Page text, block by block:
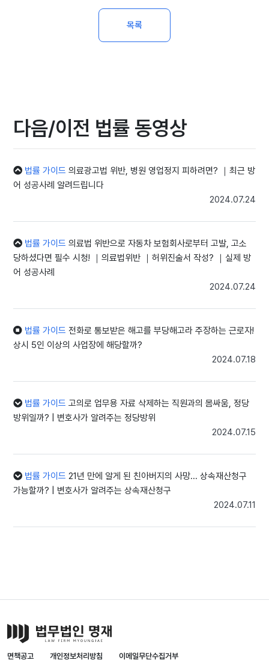
서울행정법원 재판부는 노동위원회의 결정을 뒤집고 근로자 갑 씨의
손을 들어주었습니다. B 사와 A 사가 비록 등기부등본상 별개의 독립
된 법인격을 취하고 있더라도, 실질적으로는 경영상의 일체를 이루고
함이다. 따라서 이 조항에서 말하는 '사업 또는 사업장'은 특별한 사정
이 없는 한 경영상의 일체를 이루는 기업체 그 자체를 의미한다고 보
아야 마땅하다.
즉, 법적으로 하나의 사업장인지를 감별하는 기준은 서류상의 법인 숫
자가 아니라, 하나의 활동 주체가 계속적이고 통일된 목적으로 모든
작업과 업무를 수행하는 장소인지에 달려 있다는 대원칙을 재확인한
토대로 을 씨를 두 회사의 총괄 경영자로 지목했습니다. 법원이 쪼개
진 회사를 하나의 사업장으로 묶어 판단할 때 심사하는 구체적인 요건
들은 다음과 같습니다.
● 근로 장소의 공간적 동일성 및 제공된 설비의 공동 사용 관계
● 조직 체계 및 양사 간의 인사 교류 정황
● 업무 수행 과정에서의 구체적인 지휘·감독 관계
A 사와 B 사는 단순히 한 사무실을 공유하는 수준을 넘어, 사내 보안
시스템, 인터넷 회선, 공용 창고 등을 통째로 공동 사용하고 있었습니
다. 결정적으로 B 사의 대표 을 씨는 A 사의 업무 단체 대화방에 직접
고 A 사 전 직원을 대상으로 전방위하게 이루어졌으므로, 을 씨가 사
실상 두 회사의 업무 전반을 총괄하는 실질적 경영자 지위에 있었다고
A 사가 설립 등기를 마칠 때부터 두 회사가 공간을 함께 썼던 점을 미
루어 볼 때, 여론조사 업무는 B 사가 맡고 홍보 자료 제작 등의 후속 업
무는 A 사가 분담하는 방식으로 운영하기 위해 명목상 법인을 분리한
것에 불과합니다.
이는 별개의 사업장이 아니라 하나의 활동 주체 내부의 '업무 분장'에
현장에서 땀 흘려 일하는 근로자분들 중에는 억울하게 해고를 당한 직
장'으로 등록되어 있다는 사실을 알고 절망하시는 분들이 많습니다. 외
관상으로는 분명히 조직도 크고 같이 일하는 사람도 많았음에도, 사업
주가 법적 규제와 책임을 회피하기 위해 교묘하게 법인을 여러 개로
목록
다음/이전 법률 동영상
법률 가이드 의료광고법 위반, 병원 영업정지 피하려면? ｜최근 방
어 성공사례 알려드립니다
2024.07.24
법률 가이드 의료법 위반으로 자동차 보험회사로부터 고발, 고소
당하셨다면 필수 시청! ｜의료법위반 ｜허위진술서 작성? ｜실제 방
어 성공사례
2024.07.24
법률 가이드 전화로 통보받은 해고를 부당해고라 주장하는 근로자!
상시 5인 이상의 사업장에 해당할까?
2024.07.18
법률 가이드 고의로 업무용 자료 삭제하는 직원과의 몸싸움, 정당
방위일까? | 변호사가 알려주는 정당방위
2024.07.15
법률 가이드 21년 만에 알게 된 친아버지의 사망... 상속재산청구
가능할까? | 변호사가 알려주는 상속재산청구
2024.07.11
면책공고 개인정보처리방침 이메일무단수집거부